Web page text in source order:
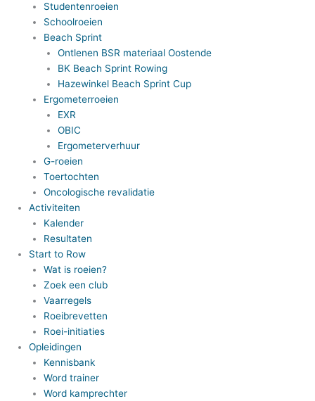
Studentenroeien
Schoolroeien
Beach Sprint
Ontlenen BSR materiaal Oostende
BK Beach Sprint Rowing
Hazewinkel Beach Sprint Cup
Ergometerroeien
EXR
OBIC
Ergometerverhuur
G-roeien
Toertochten
Oncologische revalidatie
Activiteiten
Kalender
Resultaten
Start to Row
Wat is roeien?
Zoek een club
Vaarregels
Roeibrevetten
Roei-initiaties
Opleidingen
Kennisbank
Word trainer
Word kamprechter